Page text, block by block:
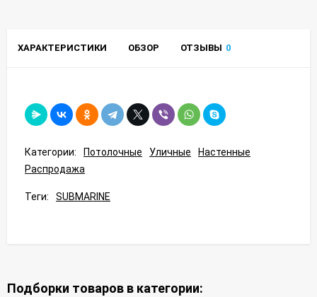
ХАРАКТЕРИСТИКИ ОБЗОР ОТЗЫВЫ 0
Категории: Потолочные Уличные
Настенные
Распродажа
Теги: SUBMARINE
Подборки товаров в категории: